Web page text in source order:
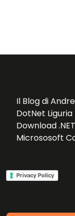
Il Blog di
DotNet Liguria
Download
Micrososoft
Privacy Policy